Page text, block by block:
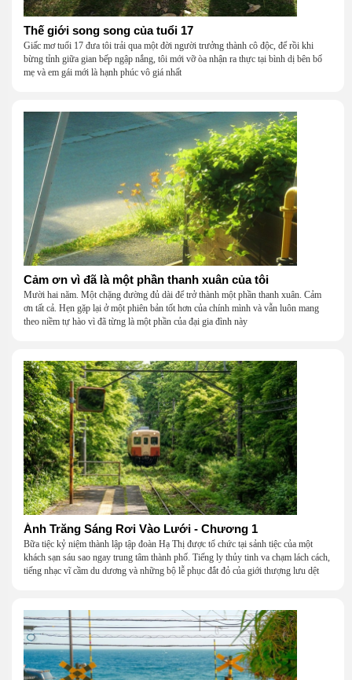
Thế giới song song của tuổi 17
Giấc mơ tuổi 17 đưa tôi trải qua một đời người trưởng thành cô độc, để rồi khi
bừng tỉnh giữa gian bếp ngập nắng, tôi mới vỡ òa nhận ra thực tại bình dị bên bố
mẹ và em gái mới là hạnh phúc vô giá nhất
Cảm ơn vì đã là một phần thanh xuân của tôi
Mười hai năm. Một chặng đường đủ dài để trở thành một phần thanh xuân. Cảm
ơn tất cả. Hẹn gặp lại ở một phiên bản tốt hơn của chính mình và vẫn luôn mang
theo niềm tự hào vì đã từng là một phần của đại gia đình này
Ánh Trăng Sáng Rơi Vào Lưới - Chương 1
Bữa tiệc kỷ niệm thành lập tập đoàn Hạ Thị được tổ chức tại sảnh tiệc của một
khách sạn sáu sao ngay trung tâm thành phố. Tiếng ly thủy tinh va chạm lách cách,
tiếng nhạc vĩ cầm du dương và những bộ lễ phục đắt đỏ của giới thượng lưu dệt